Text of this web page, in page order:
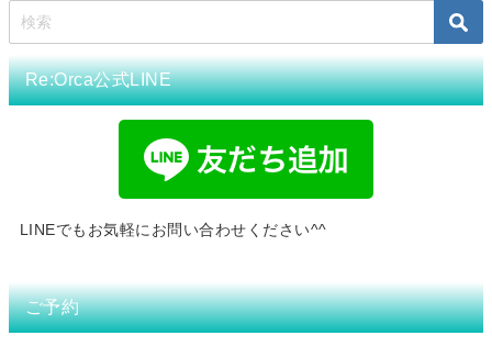
Re:Orca公式LINE
LINEでもお気軽にお問い合わせください^^
ご予約